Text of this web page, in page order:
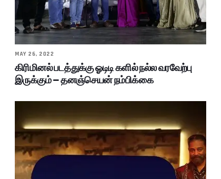
MAY 26, 2022
கிரிமினல் படத்துக்கு ஓடிடி களில் நல்ல வரவேற்பு
இருக்கும் – தனஞ்செயன் நம்பிக்கை